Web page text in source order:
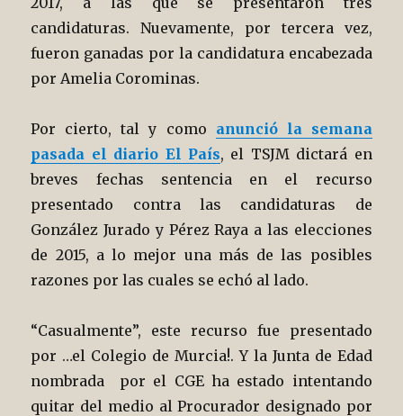
candidaturas. Nuevamente, por tercera vez,
fueron ganadas por la candidatura encabezada
por Amelia Corominas.
Por cierto, tal y como anunció la semana
pasada el diario El País, el TSJM dictará en
breves fechas sentencia en el recurso
presentado contra las candidaturas de
González Jurado y Pérez Raya a las elecciones
de 2015, a lo mejor una más de las posibles
razones por las cuales se echó al lado.
“Casualmente”, este recurso fue presentado
por …el Colegio de Murcia!. Y la Junta de Edad
nombrada por el CGE ha estado intentando
quitar del medio al Procurador designado por